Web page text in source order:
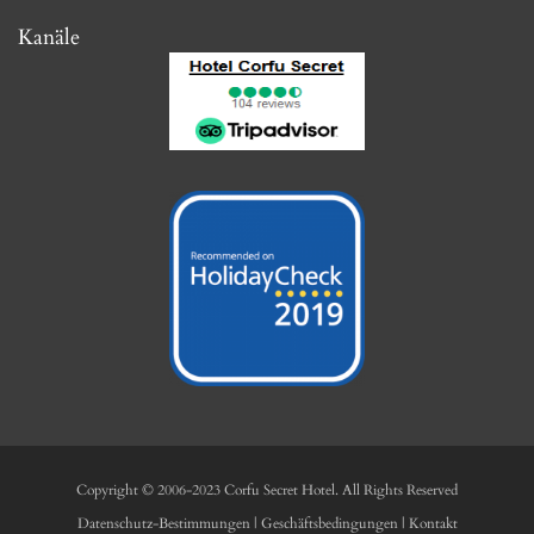
pulita così come il bagno dell'hotel e l'hotel stesso. Ogni giorno sistemano le camere
e puliscono il bagno. La colazione è molto buona e varia, l'unica cosa che consiglio e
di aggiungere i cornetti; in più èanche con vista sul mare Noi non beviamo latte
freddo e ogni giorno gentilmente e gratuitamente ce lo preparavano e abbiamo
apprezzato molto I proprietari sono stati sempre gentilissimi per tutta la durata del
soggiorno e ci hanno riservato anche un parcheggio per il nostro scooter. Le camere
hanno anche un balconcino con sedie e tavolino e una vista su ipsos L'hotel ha
porta a Corfù town Se dovessi ritornare a Corfù ritornerei in questo hotel senza
We had a shaky start to our week's stay, but could not have been met with nicer,
more eager to please staff who made every effort to get us back on track. We arrived
day out on the beach. The room is well appointed, beds are super comfortable. The
Kanäle
Copyright © 2006-2023 Corfu Secret Hotel. All Rights Reserved
Datenschutz-Bestimmungen| Geschäftsbedingungen| Kontakt